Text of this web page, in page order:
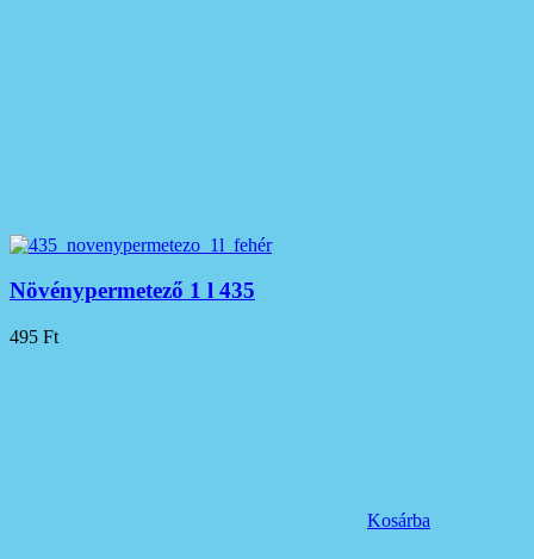
Növénypermetező 1 l 435
495 Ft
Kosárba